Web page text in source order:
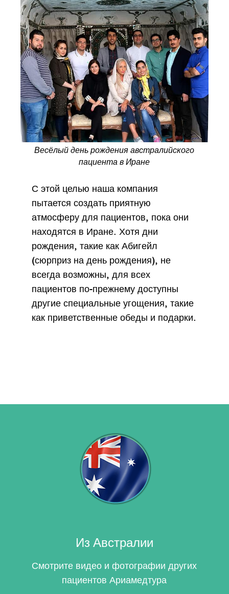
Весёлый день рождения австралийского
пациента в Иране
С этой целью наша компания
пытается создать приятную
атмосферу для пациентов, пока они
находятся в Иране. Хотя дни
рождения, такие как Абигейл
(сюрприз на день рождения), не
всегда возможны, для всех
пациентов по-прежнему доступны
другие специальные угощения, такие
как приветственные обеды и подарки.
Из Австралии
Смотрите видео и фотографии других
пациентовАриамедтура